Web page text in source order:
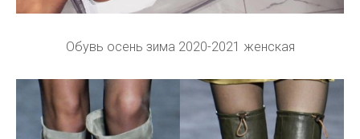
Обувь осень зима 2020-2021 женская